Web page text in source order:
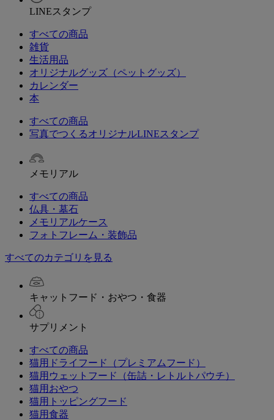
LINEスタンプ
すべての商品
雑貨
生活用品
オリジナルグッズ（ペットグッズ）
カレンダー
本
すべての商品
写真でつくるオリジナルLINEスタンプ
メモリアル
すべての商品
仏具・墓石
メモリアルケース
フォトフレーム・装飾品
すべてのカテゴリを見る
キャットフード・おやつ・食器
サプリメント
すべての商品
猫用ドライフード（プレミアムフード）
猫用ウェットフード（缶詰・レトルトパウチ）
猫用おやつ
猫用トッピングフード
猫用食器